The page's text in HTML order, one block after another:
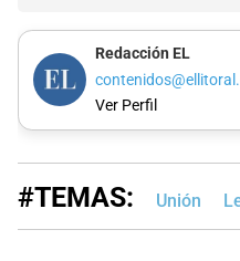
Redacción EL
Ver Perfil
#TEMAS: Unión